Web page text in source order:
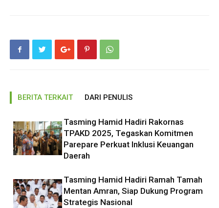
BERITA TERKAIT DARI PENULIS
Tasming Hamid Hadiri Rakornas
TPAKD 2025, Tegaskan Komitmen
Parepare Perkuat Inklusi Keuangan
Daerah
Tasming Hamid Hadiri Ramah Tamah
Mentan Amran, Siap Dukung Program
Strategis Nasional